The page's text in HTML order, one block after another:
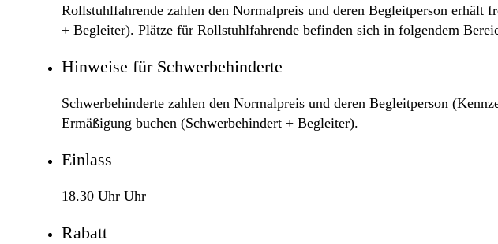
Rollstuhlfahrende zahlen den Normalpreis und deren Begleitperson
+ Begleiter). Plätze für Rollstuhlfahrende befinden sich in folgendem
Hinweise für Schwerbehinderte
Schwerbehinderte zahlen den Normalpreis und deren Begleitperson
Ermäßigung buchen (Schwerbehindert + Begleiter).
Einlass
18.30 Uhr Uhr
Rabatt